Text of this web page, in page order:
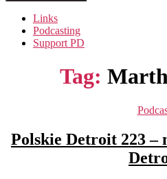
Links
Podcasting
Support PD
Tag:
Polskie Detroit 223